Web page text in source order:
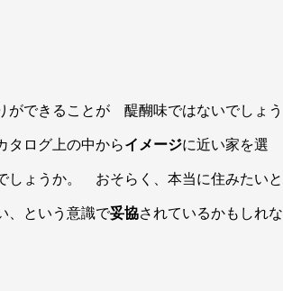
ができることが 醍醐味ではないでしょう
タログ上の中からイメージに近い家を選
しょうか。 おそらく、本当に住みたいと
、という意識で妥協されているかもしれな